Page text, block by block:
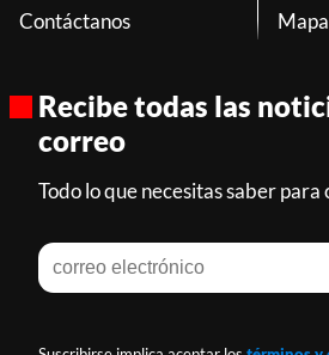
Contáctanos
Recibe todas las
correo
Todo lo que necesitas saber